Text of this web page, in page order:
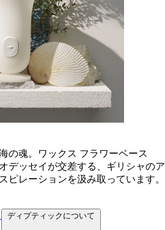
の魂。ワックス フラワーベース
デッセイが交差する、ギリシャのア
ピレーションを汲み取っています。
ディプティックについて